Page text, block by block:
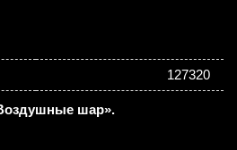
127320
шар».